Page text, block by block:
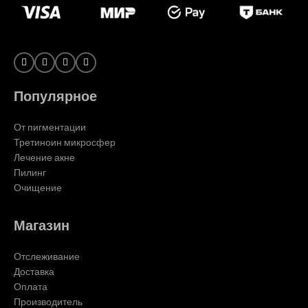
Популярное
От пигментации
Третиноин микросфер
Лечение акне
Пилинг
Очищение
Магазин
Отслеживание
Доставка
Оплата
Производитель